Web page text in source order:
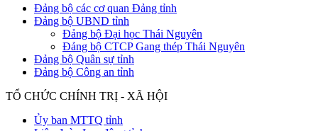
Đảng bộ các cơ quan Đảng tỉnh
Đảng bộ UBND tỉnh
Đảng bộ Đại học Thái Nguyên
Đảng bộ CTCP Gang thép Thái Nguyên
Đảng bộ Quân sự tỉnh
Đảng bộ Công an tỉnh
TỔ CHỨC CHÍNH TRỊ - XÃ HỘI
Ủy ban MTTQ tỉnh